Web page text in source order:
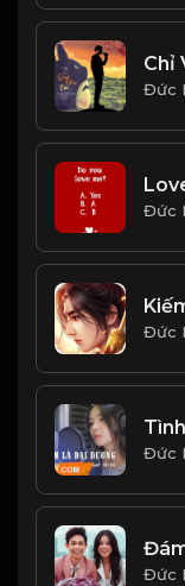
Đức
Đức
Đức
Đức
Đức